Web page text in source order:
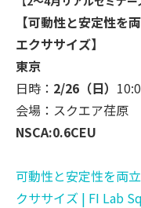
【可動性と安定性を
エクササイズ】
東京
日時： 2/26（日）
会場：スクエア荏原
NSCA:0.6CEU
可動性と安定性を両
クササイズ | FI Lab